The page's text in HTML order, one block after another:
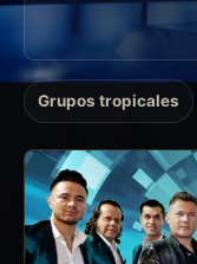
Grupos tropicales